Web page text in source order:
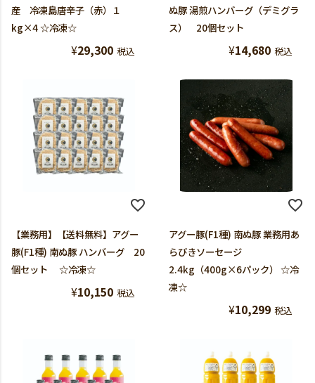
産 冷凍島唐辛子（赤）１
kg×4 ☆冷凍☆
¥29,300 税込
ぬ豚 湯煎ハンバーグ（デミグラ
ス） 20個セット
¥14,680 税込
【業務用】【送料無料】アグー
豚(F1種) 南ぬ豚 ハンバーグ 20
個セット ☆冷凍☆
¥10,150 税込
アグー豚(F1種) 南ぬ豚 業務用あ
らびきソーセージ
2.4kg（400g×6パック） ☆冷
凍☆
¥10,299 税込